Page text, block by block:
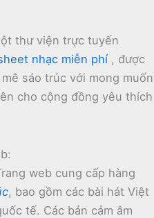
thư viện trực tuyến
nhạc miễn phí , được
sáo trúc với mong muốn
cho cộng đồng yêu thích
web cung cấp hàng
, bao gồm các bài hát Việt
tế. Các bản cảm âm